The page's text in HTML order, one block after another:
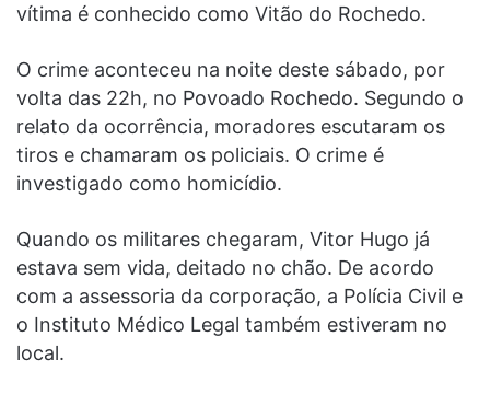
vítima é conhecido como Vitão do Rochedo.
O crime aconteceu na noite deste sábado, por
volta das 22h, no Povoado Rochedo. Segundo o
relato da ocorrência, moradores escutaram os
tiros e chamaram os policiais. O crime é
investigado como homicídio.
Quando os militares chegaram, Vitor Hugo já
estava sem vida, deitado no chão. De acordo
com a assessoria da corporação, a Polícia Civil e
o Instituto Médico Legal também estiveram no
local.